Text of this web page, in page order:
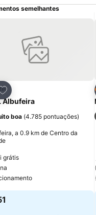
semelhantes
aos favoritos
Albufeira
boa (4.785 pontuações)
a 0.9 km de Centro da
grátis